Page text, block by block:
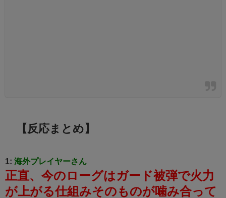
【反応まとめ】
1: 海外プレイヤーさん
正直、今のローグはガード被弾で火力
が上がる仕組みそのものが噛み合って